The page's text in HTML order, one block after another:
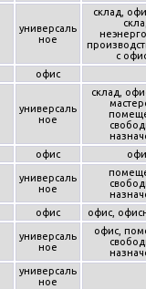
универсаль
ное
склад,
с
офис
универсаль
ное
склад,
офис
универсаль
ное
офис офис,
универсаль
ное
офис,
универсаль
ное